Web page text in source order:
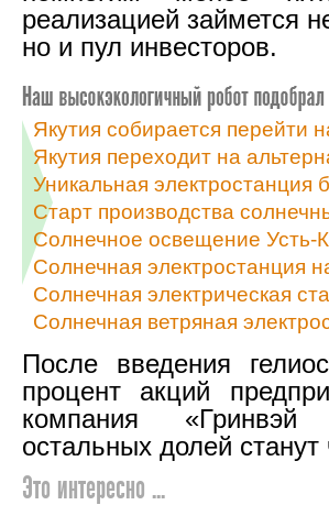
реализацией займется
но и пул инвесторов.
Якутия собирается перейти
Якутия переходит на
Уникальная электростанция
Старт производства
Солнечное освещение Усть-
Солнечная электростанция
Солнечная электрическая
Солнечная ветряная
После введения
процент акций
компания
остальных долей
Это интересно ...